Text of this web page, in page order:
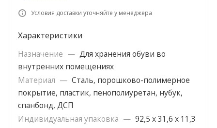
Условия доставки уточняйте у менеджера
Характеристики
Назначение — Для хранения обуви во
внутренних помещениях
Материал — Сталь, порошково-полимерное
покрытие, пластик, пенополиуретан, нубук,
спанбонд, ДСП
Индивидуальная упаковка — 92,5 х 31,6 х 11,3